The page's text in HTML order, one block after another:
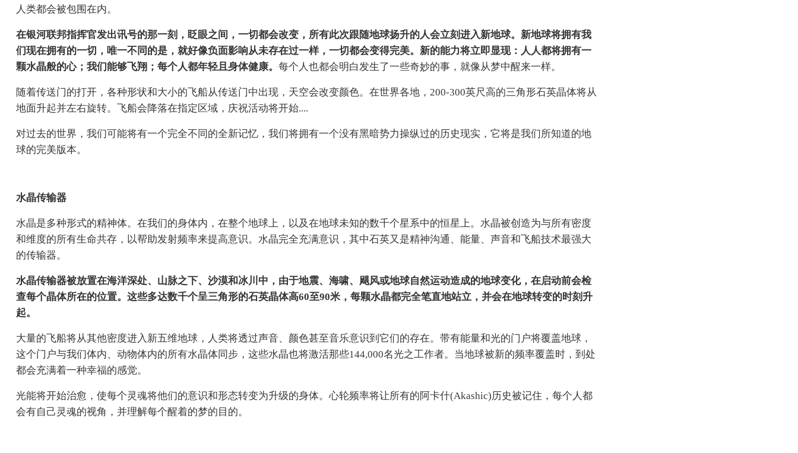
人类都会被包围在内。
在银河联邦指挥官发出讯号的那一刻，眨眼之间，一切都会改变，所有此次跟随地球扬升的人会立刻进入新地球。新地球将拥有我
们现在拥有的一切，唯一不同的是，就好像负面影响从未存在过一样，一切都会变得完美。新的能力将立即显现：人人都将拥有一
颗水晶般的心；我们能够飞翔；每个人都年轻且身体健康。 每个人也都会明白发生了一些奇妙的事，就像从梦中醒来一样。
随着传送门的打开，各种形状和大小的飞船从传送门中出现，天空会改变颜色。在世界各地，200-300英尺高的三角形石英晶体将从
地面升起并左右旋转。飞船会降落在指定区域，庆祝活动将开始....
对过去的世界，我们可能将有一个完全不同的全新记忆，我们将拥有一个没有黑暗势力操纵过的历史现实，它将是我们所知道的地
球的完美版本。
水晶传输器
水晶是多种形式的精神体。在我们的身体内，在整个地球上，以及在地球未知的数千个星系中的恒星上。水晶被创造为与所有密度
和维度的所有生命共存，以帮助发射频率来提高意识。水晶完全充满意识，其中石英又是精神沟通、能量、声音和飞船技术最强大
的传输器。
水晶传输器被放置在海洋深处、山脉之下、沙漠和冰川中，由于地震、海啸、飓风或地球自然运动造成的地球变化，在启动前会检
查每个晶体所在的位置。这些多达数千个呈三角形的石英晶体高60至90米，每颗水晶都完全笔直地站立，并会在地球转变的时刻升
起。
大量的飞船将从其他密度进入新五维地球，人类将透过声音、颜色甚至音乐意识到它们的存在。带有能量和光的门户将覆盖地球，
这个门户与我们体内、动物体内的所有水晶体同步，这些水晶也将激活那些144,000名光之工作者。当地球被新的频率覆盖时，到处
都会充满着一种幸福的感觉。
光能将开始治愈，使每个灵魂将他们的意识和形态转变为升级的身体。心轮频率将让所有的阿卡什(Akashic)历史被记住，每个人都
会有自己灵魂的视角，并理解每个醒着的梦的目的。